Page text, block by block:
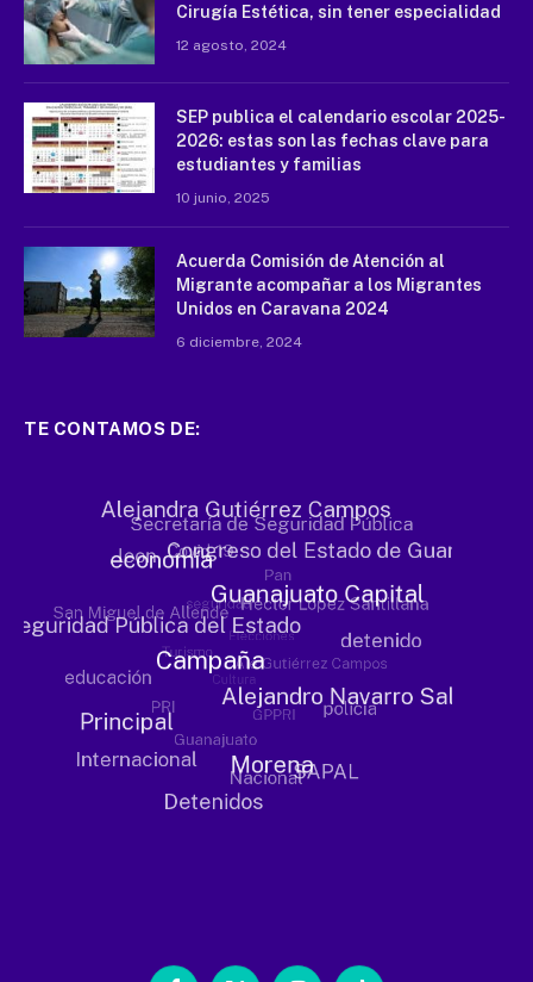
Cirugía Estética, sin tener especialidad
12 agosto, 2024
SEP publica el calendario escolar 2025-
2026: estas son las fechas clave para
estudiantes y familias
10 junio, 2025
Acuerda Comisión de Atención al
Migrante acompañar a los Migrantes
Unidos en Caravana 2024
6 diciembre, 2024
TE CONTAMOS DE: